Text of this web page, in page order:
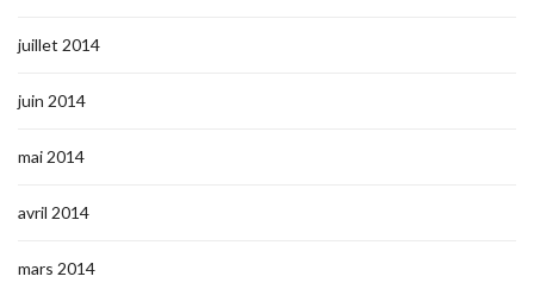
juillet 2014
juin 2014
mai 2014
avril 2014
mars 2014